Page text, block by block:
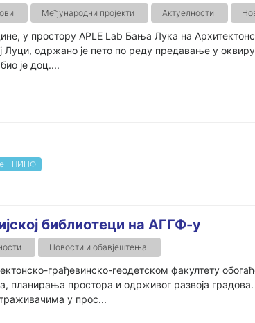
Међународни пројекти Актуелности
у простору APLE Lab Бања Лука на
Луци, одржано је пето по реду предавање у оквиру
је доц....
- ПИНФ
библиотеци на АГГФ-у
Новости и обавјештења
грађевинско-геодетском факултету
планирања простора и одрживог развоја
у прос...